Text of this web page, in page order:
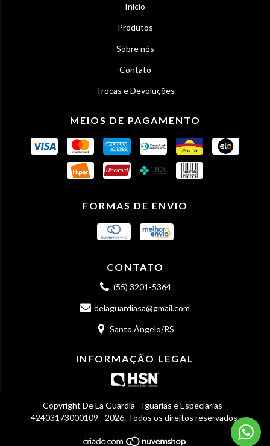
Início
Produtos
Sobre nós
Contato
Trocas e Devoluções
MEIOS DE PAGAMENTO
FORMAS DE ENVIO
CONTATO
(55) 3201-5364
delaguardiasa@gmail.com
Santo Ângelo/RS
INFORMAÇÃO LEGAL
Copyright De La Guardia - Iguarias e Especiarias -
42403173000109 - 2026. Todos os direitos reservados.